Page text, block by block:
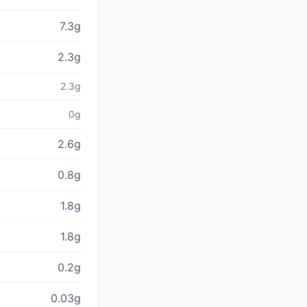
7.3g
2.3g
2.3g
0g
2.6g
0.8g
1.8g
1.8g
0.2g
0.03g